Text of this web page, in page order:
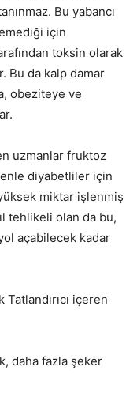
Bu yabancı
için
toksin olarak
Bu da kalp damar
obeziteye ve
uzmanlar fruktoz
diyabetliler için
miktar işlenmiş
tehlikeli olan da bu,
açabilecek kadar
Tatlandırıcı içeren
daha fazla şeker